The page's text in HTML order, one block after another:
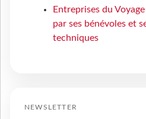
Entreprises du
par ses bénévoles et
techniques
NEWSLETTER